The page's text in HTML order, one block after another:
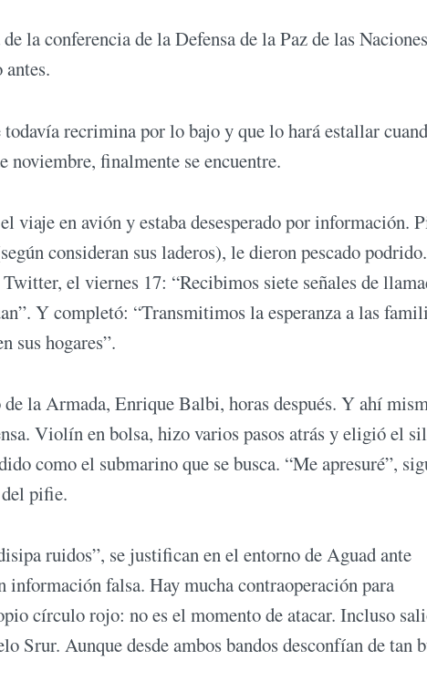
la conferencia de la Defensa de la Paz de las Naciones
recrimina por lo bajo y que lo hará estallar
noviembre, finalmente se encuentre.
viaje en avión y estaba desesperado por información.
consideran sus laderos), le dieron pescado podrido.
el viernes 17: “Recibimos siete señales de
Y completó: “Transmitimos la esperanza a las
sus hogares”.
la Armada, Enrique Balbi, horas después. Y ahí
Violín en bolsa, hizo varios pasos atrás y eligió el
como el submarino que se busca. “Me apresuré”,
pifie.
ruidos”, se justifican en el entorno de Aguad ante
falsa. Hay mucha contraoperación para
círculo rojo: no es el momento de atacar. Incluso
Srur. Aunque desde ambos bandos desconfían de tan